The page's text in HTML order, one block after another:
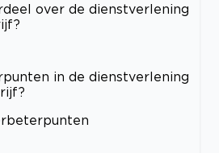
over de dienstverlening
in de dienstverlening